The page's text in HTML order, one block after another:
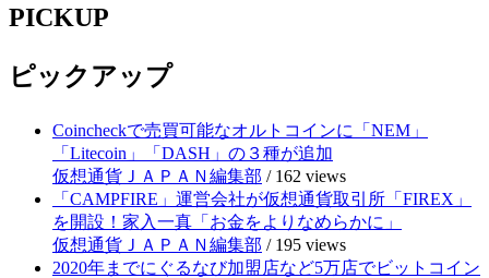
PICKUP
ピックアップ
Coincheckで売買可能なオルトコインに「NEM」
「Litecoin」「DASH」の３種が追加
仮想通貨ＪＡＰＡＮ編集部 / 162 views
「CAMPFIRE」運営会社が仮想通貨取引所「FIREX」
を開設！家入一真「お金をよりなめらかに」
仮想通貨ＪＡＰＡＮ編集部 / 195 views
2020年までにぐるなび加盟店など5万店でビットコイン